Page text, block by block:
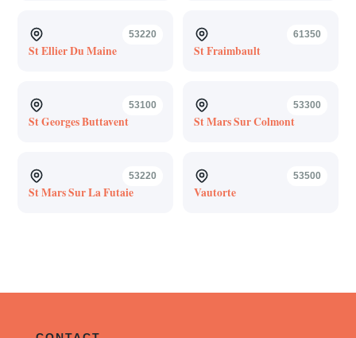
53220
St Ellier Du Maine
61350
St Fraimbault
53100
St Georges Buttavent
53300
St Mars Sur Colmont
53220
St Mars Sur La Futaie
53500
Vautorte